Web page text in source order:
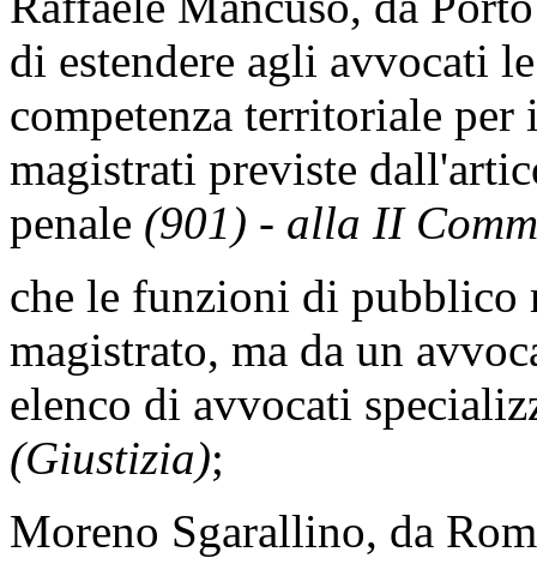
di estendere agli avvocati
competenza territoriale
magistrati previste
penale (901) - alla II
che le funzioni di pubblico
magistrato, ma da un
elenco di avvocati
(Giustizia);
Moreno Sgarallino, da